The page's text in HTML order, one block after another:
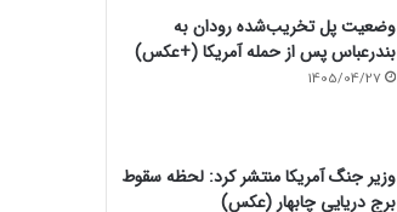
وضعیت پل تخریب‌شده رودان به
بندرعباس پس از حمله آمریکا (+عکس)
1405/04/27
وزیر جنگ آمریکا منتشر کرد: لحظه سقوط
برج دریایی چابهار (عکس)